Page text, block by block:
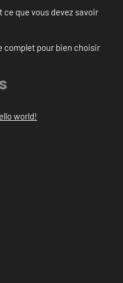
que vous devez savoir
complet pour bien choisir
world!